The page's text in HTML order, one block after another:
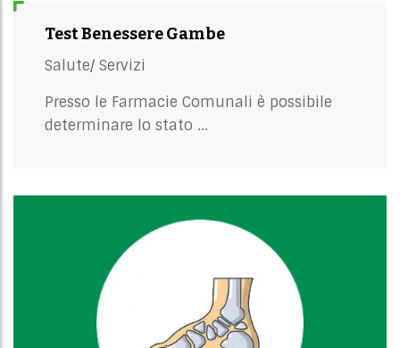
Test Benessere Gambe
Salute/ Servizi
Presso le Farmacie Comunali è possibile
determinare lo stato ...